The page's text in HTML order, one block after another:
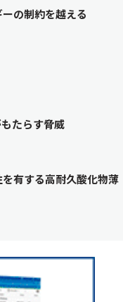
の制約を越える
たらす脅威
有する高耐久酸化物薄